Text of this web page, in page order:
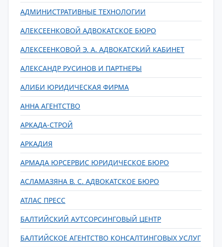
АДМИНИСТРАТИВНЫЕ ТЕХНОЛОГИИ
АЛЕКСЕЕНКОВОЙ АДВОКАТСКОЕ БЮРО
АЛЕКСЕЕНКОВОЙ Э. А. АДВОКАТСКИЙ КАБИНЕТ
АЛЕКСАНДР РУСИНОВ И ПАРТНЕРЫ
АЛИБИ ЮРИДИЧЕСКАЯ ФИРМА
АННА АГЕНТСТВО
АРКАДА-СТРОЙ
АРКАДИЯ
АРМАДА ЮРСЕРВИС ЮРИДИЧЕСКОЕ БЮРО
АСЛАМАЗЯНА В. С. АДВОКАТСКОЕ БЮРО
АТЛАС ПРЕСС
БАЛТИЙСКИЙ АУТСОРСИНГОВЫЙ ЦЕНТР
БАЛТИЙСКОЕ АГЕНТСТВО КОНСАЛТИНГОВЫХ УСЛУГ